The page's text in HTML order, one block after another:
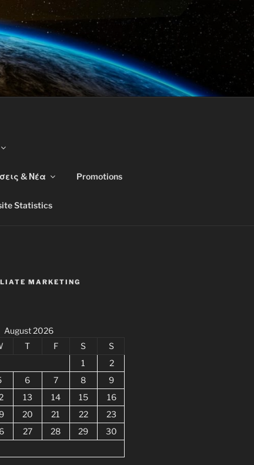
& Νέα Promotions
Statistics
MARKETING
August 2026
T F S
S
1
2
6 7 8
9
13 14 15
16
20 21 22
23
27 28 29
30